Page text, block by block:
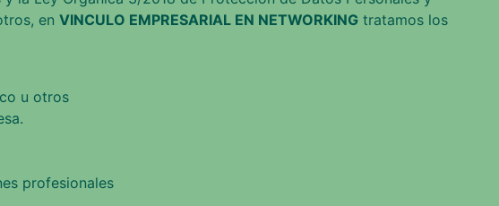
en VINCULO EMPRESARIAL EN NETWORKING tratamos los
u otros
profesionales